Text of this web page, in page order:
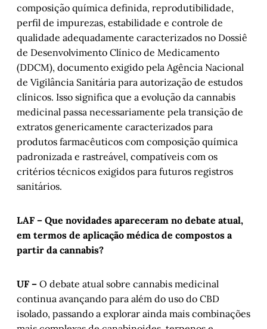
composição química definida, reprodutibilidade,
perfil de impurezas, estabilidade e controle de
qualidade adequadamente caracterizados no Dossiê
de Desenvolvimento Clínico de Medicamento
(DDCM), documento exigido pela Agência Nacional
de Vigilância Sanitária para autorização de estudos
clínicos. Isso significa que a evolução da cannabis
medicinal passa necessariamente pela transição de
extratos genericamente caracterizados para
produtos farmacêuticos com composição química
padronizada e rastreável, compatíveis com os
critérios técnicos exigidos para futuros registros
sanitários.
LAF – Que novidades apareceram no debate atual,
em termos de aplicação médica de compostos a
partir da cannabis?
UF – O debate atual sobre cannabis medicinal
continua avançando para além do uso do CBD
isolado, passando a explorar ainda mais combinações